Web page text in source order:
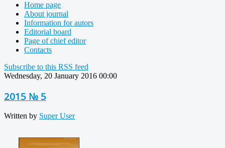
Home page
About journal
Information for autors
Editorial board
Page of chief editor
Contacts
Subscribe to this RSS feed
Wednesday, 20 January 2016 00:00
2015 № 5
Written by Super User